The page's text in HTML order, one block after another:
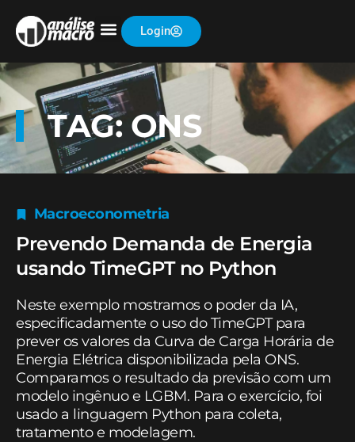
Login
TAG: ONS
Macroeconometria
Prevendo Demanda de Energia
usando TimeGPT no Python
Neste exemplo mostramos o poder da IA,
especificadamente o uso do TimeGPT para
prever os valores da Curva de Carga Horária de
Energia Elétrica disponibilizada pela ONS.
Comparamos o resultado da previsão com um
modelo ingênuo e LGBM. Para o exercício, foi
usado a linguagem Python para coleta,
tratamento e modelagem.